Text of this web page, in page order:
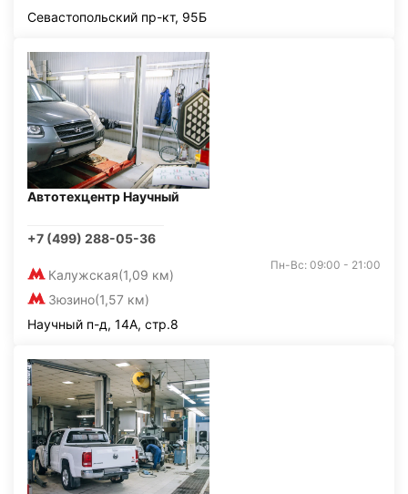
Севастопольский пр-кт, 95Б
Автотехцентр Научный
+7 (499) 288-05-36
Калужская(1,09 км)
Зюзино(1,57 км)
Пн-Вс: 09:00 - 21:00
Научный п-д, 14А, стр.8